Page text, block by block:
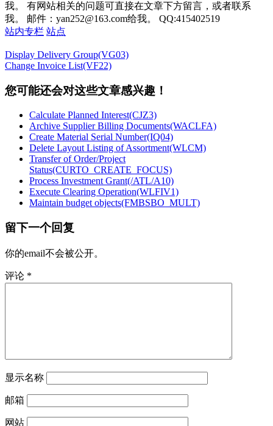
我。 有网站相关的问题可直接在文章下方留言，或者联系
我。 邮件：yan252@163.com给我。 QQ:415402519
站内专栏 站点
Display Delivery Group(VG03)
Change Invoice List(VF22)
您可能还会对这些文章感兴趣！
Calculate Planned Interest(CJZ3)
Archive Supplier Billing Documents(WACLFA)
Create Material Serial Number(IQ04)
Delete Layout Listing of Assortment(WLCM)
Transfer of Order/Project
Status(CURTO_CREATE_FOCUS)
Process Investment Grant(/ATL/A10)
Execute Clearing Operation(WLFIV1)
Maintain budget objects(FMBSBO_MULT)
留下一个回复
你的email不会被公开。
评论 *
显示名称
邮箱
网站